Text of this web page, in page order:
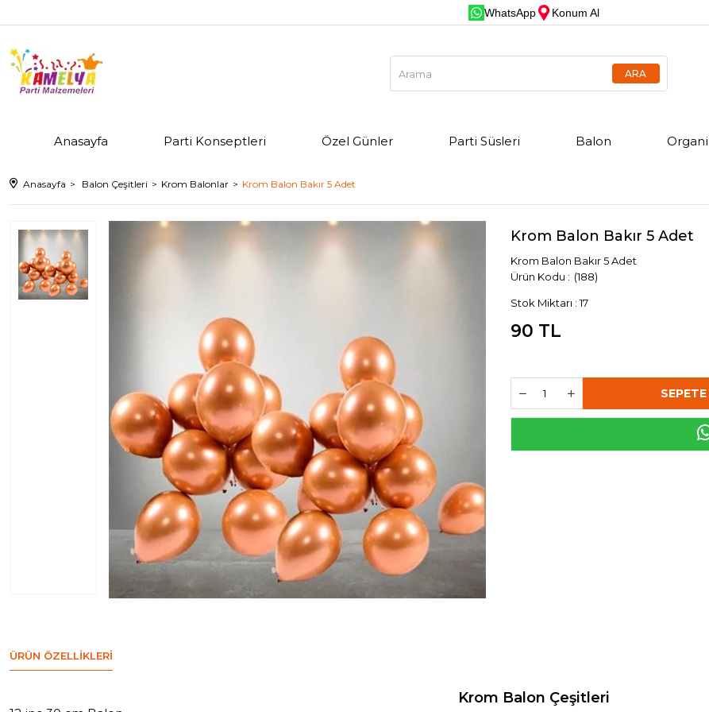
WhatsApp Konum Al
Anasayfa Parti Konseptleri Özel Günler Parti Süsleri Balon
Anasayfa Balon Çeşitleri Krom Balonlar Krom Balon Bakır 5 Adet
Krom Balon Bakır 5 Adet
Krom Balon Bakır 5 Adet
(188)
Stok Miktarı : 17
90 TL
ÜRÜN ÖZELLIKLERI
Krom Balon Çeşitleri